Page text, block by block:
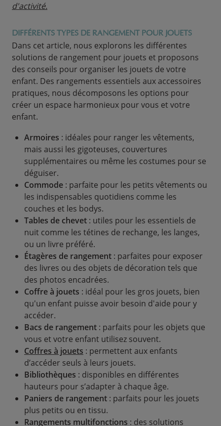
d'activité.
DIFFÉRENTS TYPES DE RANGEMENT POUR JOUETS
Dans cet article, nous explorons les différentes
solutions de rangement pour jouets et proposons
des conseils pour organiser les jouets de votre
enfant. Des rangements essentiels aux accessoires
pratiques, nous décomposons les options pour
créer un espace harmonieux pour vous et votre
enfant.
Armoires : idéales pour ranger les vêtements,
mais aussi les gigoteuses, couvertures
supplémentaires ou même les costumes pour se
déguiser.
Commode : parfaite pour les petits vêtements ou
les indispensables quotidiens comme les
couches et les bodys.
Tables de chevet : utiles pour les essentiels de
nuit comme les tétines de rechange, les langes,
ou un livre préféré.
Étagères de rangement : parfaites pour exposer
des livres ou des objets de décoration tels que
des photos encadrées.
Coffre à jouets : idéal pour les gros jouets, bien
qu'un enfant puisse avoir besoin d'aide pour y
accéder.
Bacs de rangement : parfaits pour les objets que
vous et votre enfant utilisez souvent.
Coffres à jouets : permettent aux enfants
d’accéder seuls à leurs jouets.
Bibliothèques : disponibles en différentes
hauteurs pour s’adapter à chaque âge.
Paniers de rangement : parfaits pour les jouets
plus petits ou en tissu.
Rangements multifonctions : des solutions